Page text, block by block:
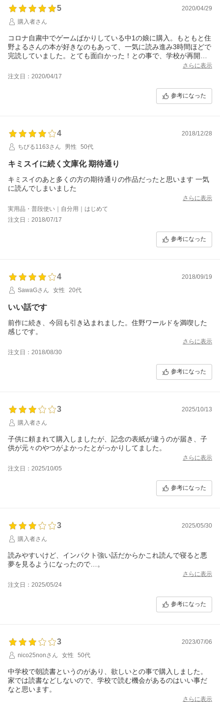
5
2020/04/29
購入者さん
コロナ自粛中でゲームばかりしている中1の娘に購入。もともと住
野よるさんの本が好きなのもあって、一気に読み進み3時間ほどで
完読していました。とても面白かった！との事で、学校が再開し
たら朝読書で何度も読み返したいと言っていたので購入して良か
ったなと思いました。
さらに表示
注文日：2020/04/17
参考になった
4
2018/12/28
ちびる1163さん
男性 50代
キミスイに続く文庫化 期待通り
キミスイのあと多くの方の期待通りの作品だったと思います 一気
に読んでしまいました
さらに表示
実用品・普段使い｜自分用｜はじめて
注文日：2018/07/17
参考になった
4
2018/09/19
SawaGさん
女性 20代
いい話です
前作に続き、今回も引き込まれました。住野ワールドを満喫した
感じです。
さらに表示
注文日：2018/08/30
参考になった
3
2025/10/13
購入者さん
子供に頼まれて購入しましたが、記念の表紙が違うのが届き、子
供が元々のやつがよかったとがっかりしてました。
さらに表示
注文日：2025/10/05
参考になった
3
2025/05/30
購入者さん
読みやすいけど、インパクト強い話だからかこれ読んで寝ると悪
夢を見るようになったので…。
さらに表示
注文日：2025/05/24
参考になった
3
2023/07/06
nico25nonさん
女性 50代
中学校で朝読書というのがあり、欲しいとの事で購入しました。
家では読書などしないので、学校で読む機会があるのはいい事だ
なと思います。
さらに表示